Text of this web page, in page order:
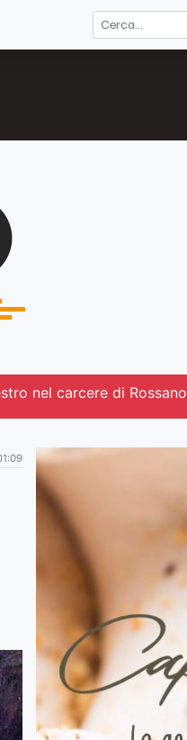
nel carcere di Rossano